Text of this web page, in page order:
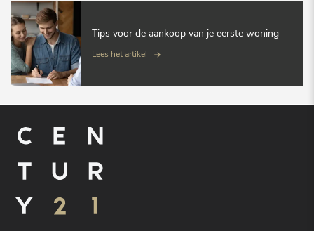
Tips voor de aankoop van je eerste woning
Lees het artikel